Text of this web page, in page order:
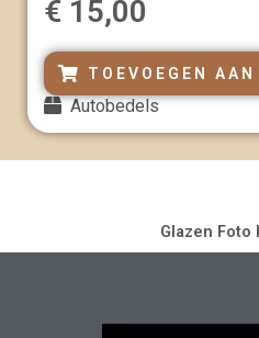
r
d
u
t
5
€ 15,00
TOEVOEGEN AAN
Autobedels
Glazen Foto